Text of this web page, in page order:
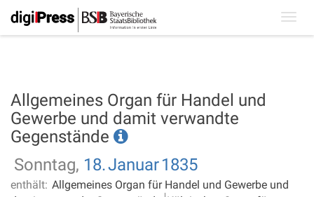
Allgemeines Organ für Handel und
Gewerbe und damit verwandte
Gegenstände
Sonntag, 18.Januar1835
enthält: Allgemeines Organ für Handel und Gewerbe und